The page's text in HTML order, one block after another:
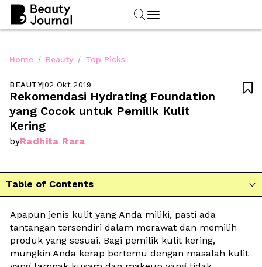
Home / Beauty / Top Picks
BEAUTY|02 Okt 2019
Rekomendasi Hydrating Foundation
yang Cocok untuk Pemilik Kulit
Kering
byRadhita Rara

Table of Contents 
Apapun jenis kulit yang Anda miliki, pasti ada
tantangan tersendiri dalam merawat dan memilih
produk yang sesuai. Bagi pemilik kulit kering,
mungkin Anda kerap bertemu dengan masalah kulit